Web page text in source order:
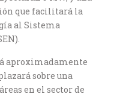
que facilitará la
al Sistema
aproximadamente
sobre una
en el sector de